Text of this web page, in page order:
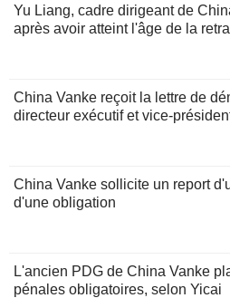
Yu Liang, cadre dirigeant de
après avoir atteint l'âge de la
China Vanke reçoit la lettre de
directeur exécutif et vice-
China Vanke sollicite un report
d'une obligation
L'ancien PDG de China Vanke
pénales obligatoires, selon Yicai